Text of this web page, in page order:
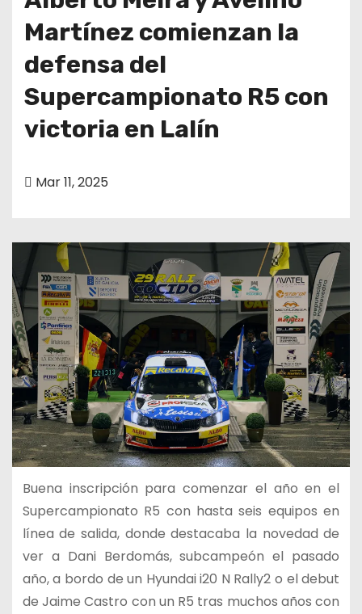
Martínez comienzan la
defensa del
Supercampionato R5 con
victoria en Lalín
Mar 11, 2025
Buena inscripción para comenzar el año en el
Supercampionato R5 con hasta seis equipos en
línea de salida, donde destacaba la novedad de
ver a Dani Berdomás, subcampeón el pasado
año, a bordo de un Hyundai i20 N Rally2 o el debut
de Jaime Castro con un R5 tras muchos años con